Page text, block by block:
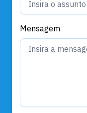
Mensagem